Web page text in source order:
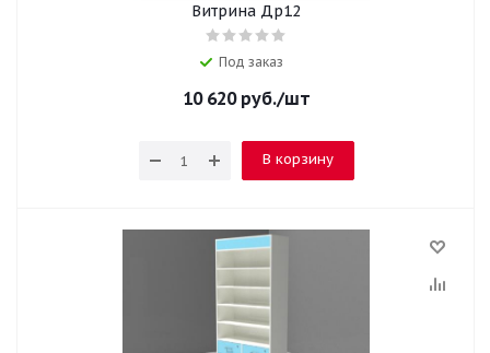
Витрина Др12
Под заказ
10 620руб./шт
В корзину